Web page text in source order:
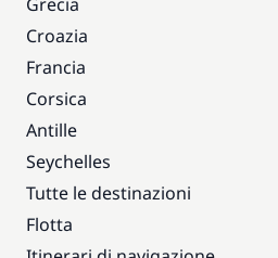
Croazia
Francia
Corsica
Antille
Seychelles
Tutte le destinazioni
Flotta